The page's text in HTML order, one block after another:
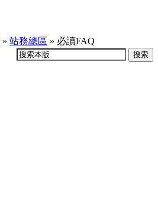
» 站務總區 » 必讀FAQ
搜索